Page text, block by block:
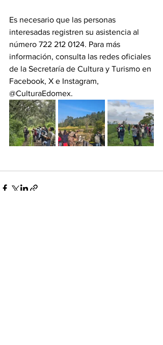
Es necesario que las personas
interesadas registren su asistencia al
número 722 212 0124. Para más
información, consulta las redes oficiales
de la Secretaría de Cultura y Turismo en
Facebook, X e Instagram,
@CulturaEdomex.